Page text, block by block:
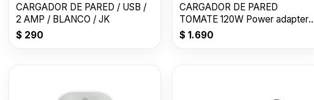
CARGADOR DE PARED / USB /
2 AMP / BLANCO / JK
$ 290
CARGADOR DE PARED
TOMATE 120W Power adapter
Suit USB T-CH018
$1.690